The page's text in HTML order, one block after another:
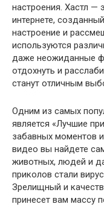
настроения. Хастл —
интернете,
настроение и
используются
даже неожиданные
отдохнуть и
станут отличным
Одним из самых
является «Лучшие
забавных моментов
видео вы найдете
животных, людей и
приколов стали
Зрелищный и
принесет вам массу